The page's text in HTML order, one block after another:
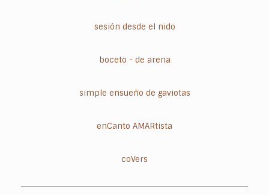
sesión desde el nido
boceto - de arena
simple ensueño de gaviotas
enCanto AMARtista
coVers